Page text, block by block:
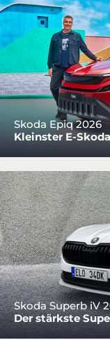
Skoda Epiq 2026
Kleinster E-
Skoda Superb iV
Der stärkste